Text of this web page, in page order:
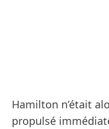
Hamilton n’était
propulsé